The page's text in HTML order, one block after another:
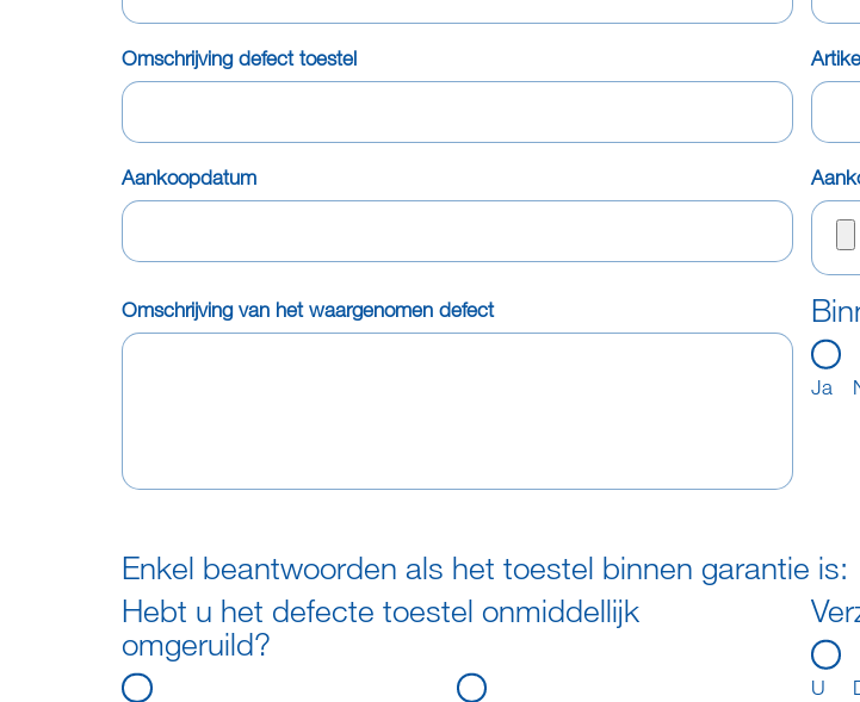
Omschrijving defect toestel
Aankoopdatum
Omschrijving van het waargenomen defect
Ja
Enkel beantwoorden als het toestel binnen garantie is:
Hebt u het defecte toestel onmiddellijk
omgeruild?
U